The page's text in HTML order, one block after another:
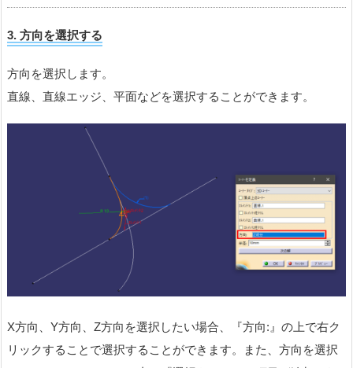
3. 方向を選択する
方向を選択します。
直線、直線エッジ、平面などを選択することができます。
X方向、Y方向、Z方向を選択したい場合、『方向:』の上で右ク
リックすることで選択することができます。また、方向を選択